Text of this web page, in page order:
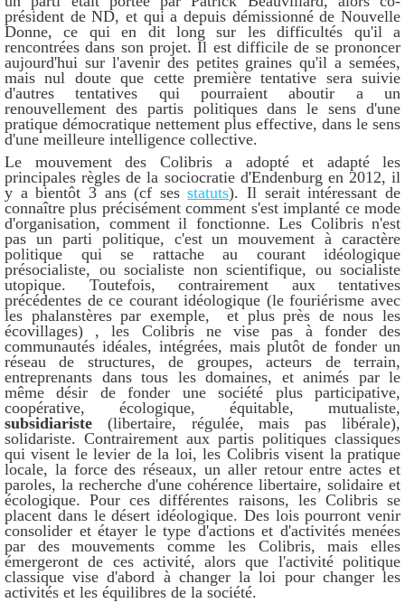
président de ND, et qui a depuis démissionné de Nouvelle
Donne, ce qui en dit long sur les difficultés qu'il a
rencontrées dans son projet. Il est difficile de se prononcer
aujourd'hui sur l'avenir des petites graines qu'il a semées,
mais nul doute que cette première tentative sera suivie
d'autres tentatives qui pourraient aboutir a un
renouvellement des partis politiques dans le sens d'une
pratique démocratique nettement plus effective, dans le sens
d'une meilleure intelligence collective.
Le mouvement des Colibris a adopté et adapté les
principales règles de la sociocratie d'Endenburg en 2012, il
y a bientôt 3 ans (cf sesstatuts). Il serait intéressant de
connaître plus précisément comment s'est implanté ce mode
d'organisation, comment il fonctionne. Les Colibris n'est
pas un parti politique, c'est un mouvement à caractère
politique qui se rattache au courant idéologique
présocialiste, ou socialiste non scientifique, ou socialiste
utopique. Toutefois, contrairement aux tentatives
précédentes de ce courant idéologique (le fouriérisme avec
les phalanstères par exemple, et plus près de nous les
écovillages) , les Colibris ne vise pas à fonder des
communautés idéales, intégrées, mais plutôt de fonder un
réseau de structures, de groupes, acteurs de terrain,
entreprenants dans tous les domaines, et animés par le
même désir de fonder une société plus participative,
coopérative, écologique, équitable, mutualiste,
subsidiariste (libertaire, régulée, mais pas libérale),
solidariste. Contrairement aux partis politiques classiques
qui visent le levier de la loi, les Colibris visent la pratique
locale, la force des réseaux, un aller retour entre actes et
paroles, la recherche d'une cohérence libertaire, solidaire et
écologique. Pour ces différentes raisons, les Colibris se
placent dans le désert idéologique. Des lois pourront venir
consolider et étayer le type d'actions et d'activités menées
par des mouvements comme les Colibris, mais elles
émergeront de ces activité, alors que l'activité politique
classique vise d'abord à changer la loi pour changer les
activités et les équilibres de la société.